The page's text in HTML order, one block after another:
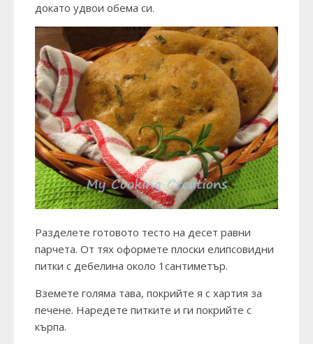
докато удвои обема си.
Разделете готовото тесто на десет равни
парчета. От тях оформете плоски елипсовидни
питки с дебелина около 1сантиметър.
Вземете голяма тава, покрийте я с хартия за
печене. Наредете питките и ги покрийте с
кърпа.